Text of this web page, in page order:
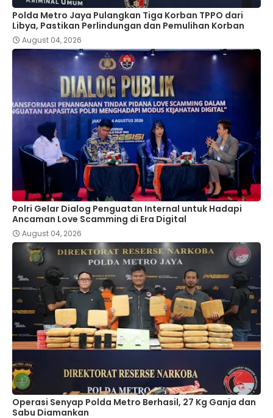
Polda Metro Jaya Pulangkan Tiga Korban TPPO dari
Libya, Pastikan Perlindungan dan Pemulihan Korban
August 04, 2026
Polri Gelar Dialog Penguatan Internal untuk Hadapi
Ancaman Love Scamming di Era Digital
August 04, 2026
Operasi Senyap Polda Metro Berhasil, 27 Kg Ganja dan
Sabu Diamankan